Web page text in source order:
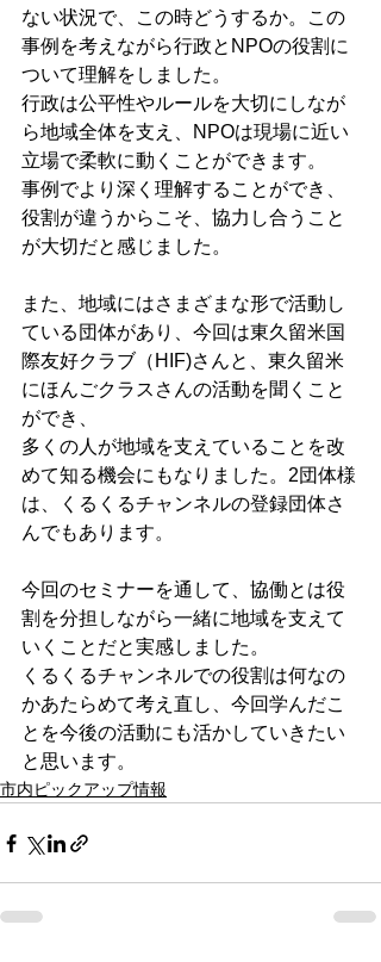
ない状況で、この時どうするか。この
事例を考えながら行政とNPOの役割に
ついて理解をしました。
行政は公平性やルールを大切にしなが
ら地域全体を支え、NPOは現場に近い
立場で柔軟に動くことができます。
事例でより深く理解することができ、
役割が違うからこそ、協力し合うこと
が大切だと感じました。
また、地域にはさまざまな形で活動し
ている団体があり、今回は東久留米国
際友好クラブ（HIF)さんと、東久留米
にほんごクラスさんの活動を聞くこと
ができ、
多くの人が地域を支えていることを改
めて知る機会にもなりました。2団体様
は、くるくるチャンネルの登録団体さ
んでもあります。
今回のセミナーを通して、協働とは役
割を分担しながら一緒に地域を支えて
いくことだと実感しました。
くるくるチャンネルでの役割は何なの
かあたらめて考え直し、今回学んだこ
とを今後の活動にも活かしていきたい
と思います。
市内ピックアップ情報